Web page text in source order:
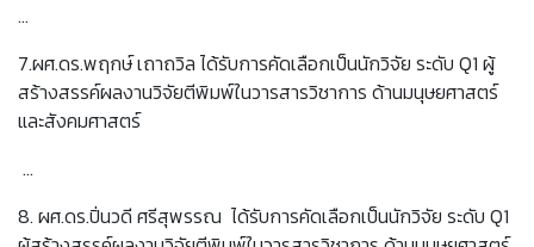
…
7.ผศ.ดร.พฤกษ์ เถาถวิล ได้รับการคัดเลือกเป็นนักวิจัย ระดับ Q1 ผู้
สร้างสรรค์ผลงานวิจัยตีพิมพ์ในวารสารวิชาการ ด้านมนุษยศาสตร์
และสังคมศาสตร์
…
8. ผศ.ดร.ปิ่นวดี ศรีสุพรรณ ได้รับการคัดเลือกเป็นนักวิจัย ระดับ Q1